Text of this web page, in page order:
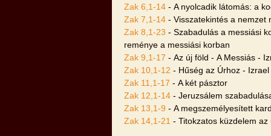
Zak 6,1-14 - A nyolcadik látomás: a
Zak 7,1-14 - Visszatekintés a nemzet
Zak 8,1-23 - Szabadulás a messiási
reménye a messiási korban
Zak 9,1-17 - Az új föld - A Messiás -
Zak 10,1-12 - Hűség az Úrhoz -
Zak 11,1-17 - A két pásztor
Zak 12,1-14 - Jeruzsálem
Zak 13,1-9 - A megszemélyesített
Zak 14,1-21 - Titokzatos küzdelem